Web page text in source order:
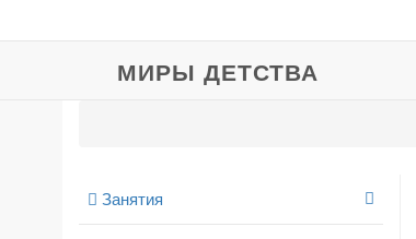
МИРЫ ДЕТСТВА
Занятия